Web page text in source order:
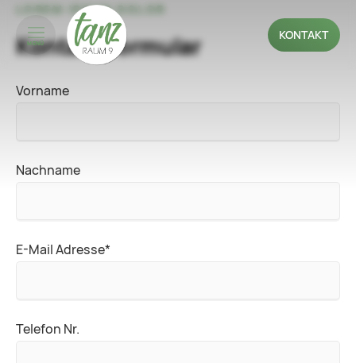
MENÜ
KONTAKT
LOREM IPSUM DOLOR
Kontakt Formular
Vorname
Nachname
Pflichtfeld
E-Mail Adresse*
Telefon Nr.